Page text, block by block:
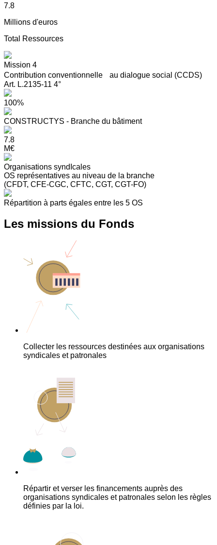
7.8
Millions d'euros
Total Ressources
Mission 4
Contribution conventionnelle au dialogue social (CCDS)
Art. L.2135-11 4°
100%
CONSTRUCTYS - Branche du bâtiment
7.8
M€
Organisations syndIcales
OS représentatives au niveau de la branche
(CFDT, CFE-CGC, CFTC, CGT, CGT-FO)
Répartition à parts égales entre les 5 OS
Les missions du Fonds
Collecter les ressources destinées aux organisations
syndicales et patronales
Répartir et verser les financements auprès des
organisations syndicales et patronales selon les règles
définies par la loi.